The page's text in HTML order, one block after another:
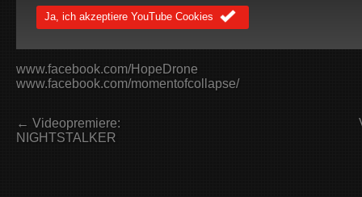
Ja, ich akzeptiere YouTube Cookies
www.facebook.com/HopeDrone
www.facebook.com/momentofcollapse/
← Videopremiere:
NIGHTSTALKER